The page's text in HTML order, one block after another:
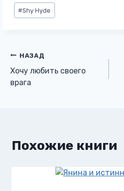
Метки
записи:
#Shy Hyde
Навигация
по
НАЗАД
Хочу любить своего
врага
Похожие книги